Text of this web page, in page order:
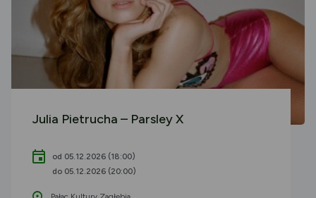
Julia Pietrucha – Parsley X
od 05.12.2026 (18:00)
do 05.12.2026 (20:00)